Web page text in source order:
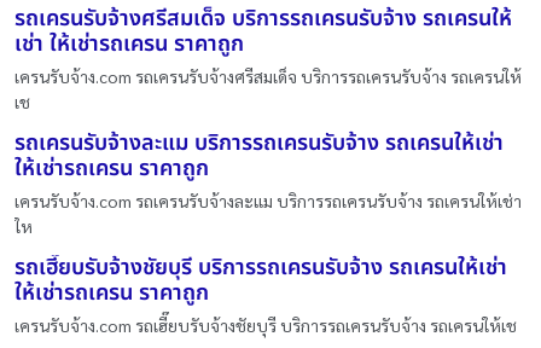
รถเครนรับจ้างศรีสมเด็จ บริการรถเครนรับจ้าง รถเครนให้
เช่า ให้เช่ารถเครน ราคาถูก
เครนรับจ้าง.com รถเครนรับจ้างศรีสมเด็จ บริการรถเครนรับจ้าง รถเครนให้
เช
รถเครนรับจ้างละแม บริการรถเครนรับจ้าง รถเครนให้เช่า
ให้เช่ารถเครน ราคาถูก
เครนรับจ้าง.com รถเครนรับจ้างละแม บริการรถเครนรับจ้าง รถเครนให้เช่า
ให
รถเฮี๊ยบรับจ้างชัยบุรี บริการรถเครนรับจ้าง รถเครนให้เช่า
ให้เช่ารถเครน ราคาถูก
เครนรับจ้าง.com รถเฮี๊ยบรับจ้างชัยบุรี บริการรถเครนรับจ้าง รถเครนให้เช